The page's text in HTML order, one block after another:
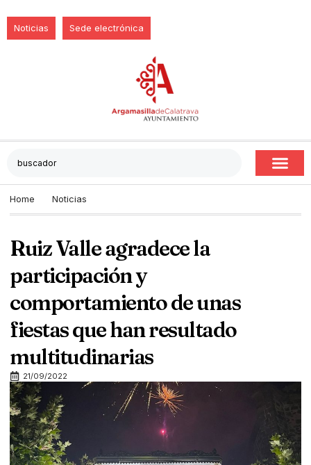
Noticias Sede electrónica
Home Noticias
Ruiz Valle agradece la
participación y
comportamiento de unas
fiestas que han resultado
multitudinarias
21/09/2022